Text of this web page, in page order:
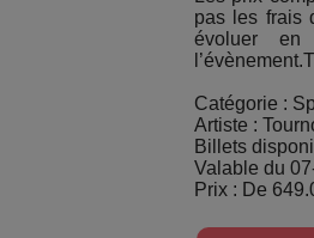
pas les frais
évoluer en
Catégorie :
Artiste :
Billets
Valable du
Prix : De